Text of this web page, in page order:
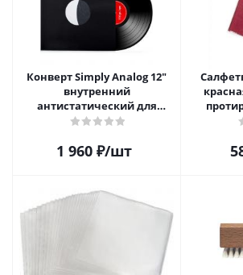
Конверт Simply Analog 12"
внутренний
антистатический для
пластинок (25 шт)
1 960₽/шт